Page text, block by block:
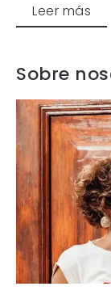
Leer más
Sobre